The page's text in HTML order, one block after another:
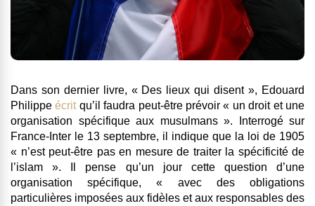
Dans son dernier livre, « Des lieux qui disent », Edouard
Philippeécritqu’il faudra peut-être prévoir « un droit et une
organisation spécifique aux musulmans ». Interrogé sur
France-Inter le 13 septembre, il indique que la loi de 1905
« n’est peut-être pas en mesure de traiter la spécificité de
l’islam ». Il pense qu’un jour cette question d’une
organisation spécifique, « avec des obligations
particulières imposées aux fidèles et aux responsables des